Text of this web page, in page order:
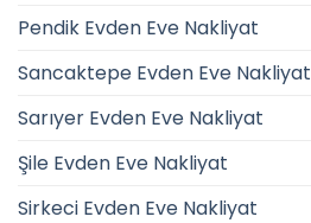
Pendik Evden Eve Nakliyat
Sancaktepe Evden Eve Nakliyat
Sarıyer Evden Eve Nakliyat
Şile Evden Eve Nakliyat
Sirkeci Evden Eve Nakliyat